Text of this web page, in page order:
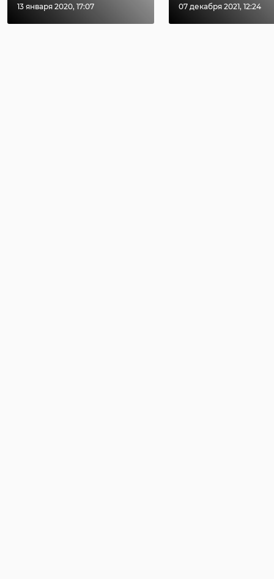
13 января 2020, 17:07 07 декабря 2021, 12:24